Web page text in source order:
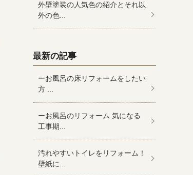
外壁塗装の人気色の紹介とそれ以
外の色...
最新の記事
ーお風呂の床リフォームをしたい
方 ...
ーお風呂のリフォーム 気になる
工事期...
汚れやすいトイレをリフォーム！
壁紙に...